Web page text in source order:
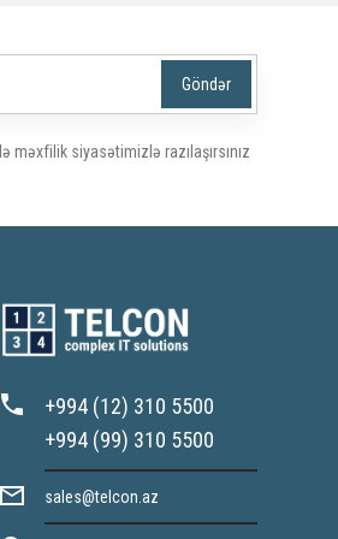
məxfilik siyasətimizlə razılaşırsınız
+994 (12) 310 5500
+994 (99) 310 5500
sales@telcon.az